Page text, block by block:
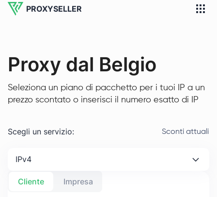
PROXYSELLER
Proxy dal Belgio
Seleziona un piano di pacchetto per i tuoi IP a un
prezzo scontato o inserisci il numero esatto di IP
Scegli un servizio: Sconti attuali
IPv4
Cliente Impresa